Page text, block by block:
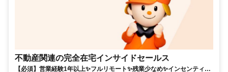
不動産関連の完全在宅インサイドセールス
【必須】営業経験1年以上✨フルリモート✨残業少なめ✨インセンティブ